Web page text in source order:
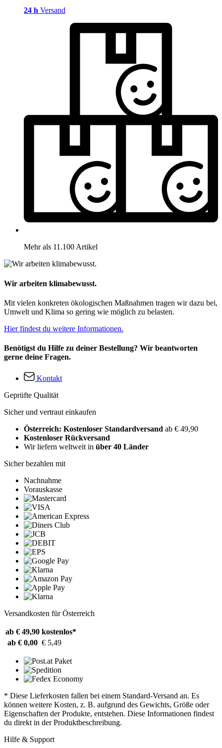
24 h Versand
Mehr als 11.100 Artikel
Wir arbeiten klimabewusst.
Mit vielen konkreten ökologischen Maßnahmen tragen wir dazu bei,
Umwelt und Klima so gering wie möglich zu belasten.
Hier findest du weitere Informationen.
Benötigst du Hilfe zu deiner Bestellung? Wir beantworten
gerne deine Fragen.
Kontakt
Geprüfte Qualität
Sicher und vertraut einkaufen
Österreich: Kostenloser Standardversand ab € 49,90
Kostenloser Rückversand
Wir liefern weltweit in über 40 Länder
Sicher bezahlen mit
Nachnahme
Vorauskasse
Versandkosten für Österreich
ab € 49,90 kostenlos*
ab € 0,00 € 5,49
* Diese Lieferkosten fallen bei einem Standard-Versand an. Es
können weitere Kosten, z. B. aufgrund des Gewichts, Größe oder
Eigenschaften der Produkte, entstehen. Diese Informationen findest
du direkt in der Produktbeschreibung.
Hilfe & Support